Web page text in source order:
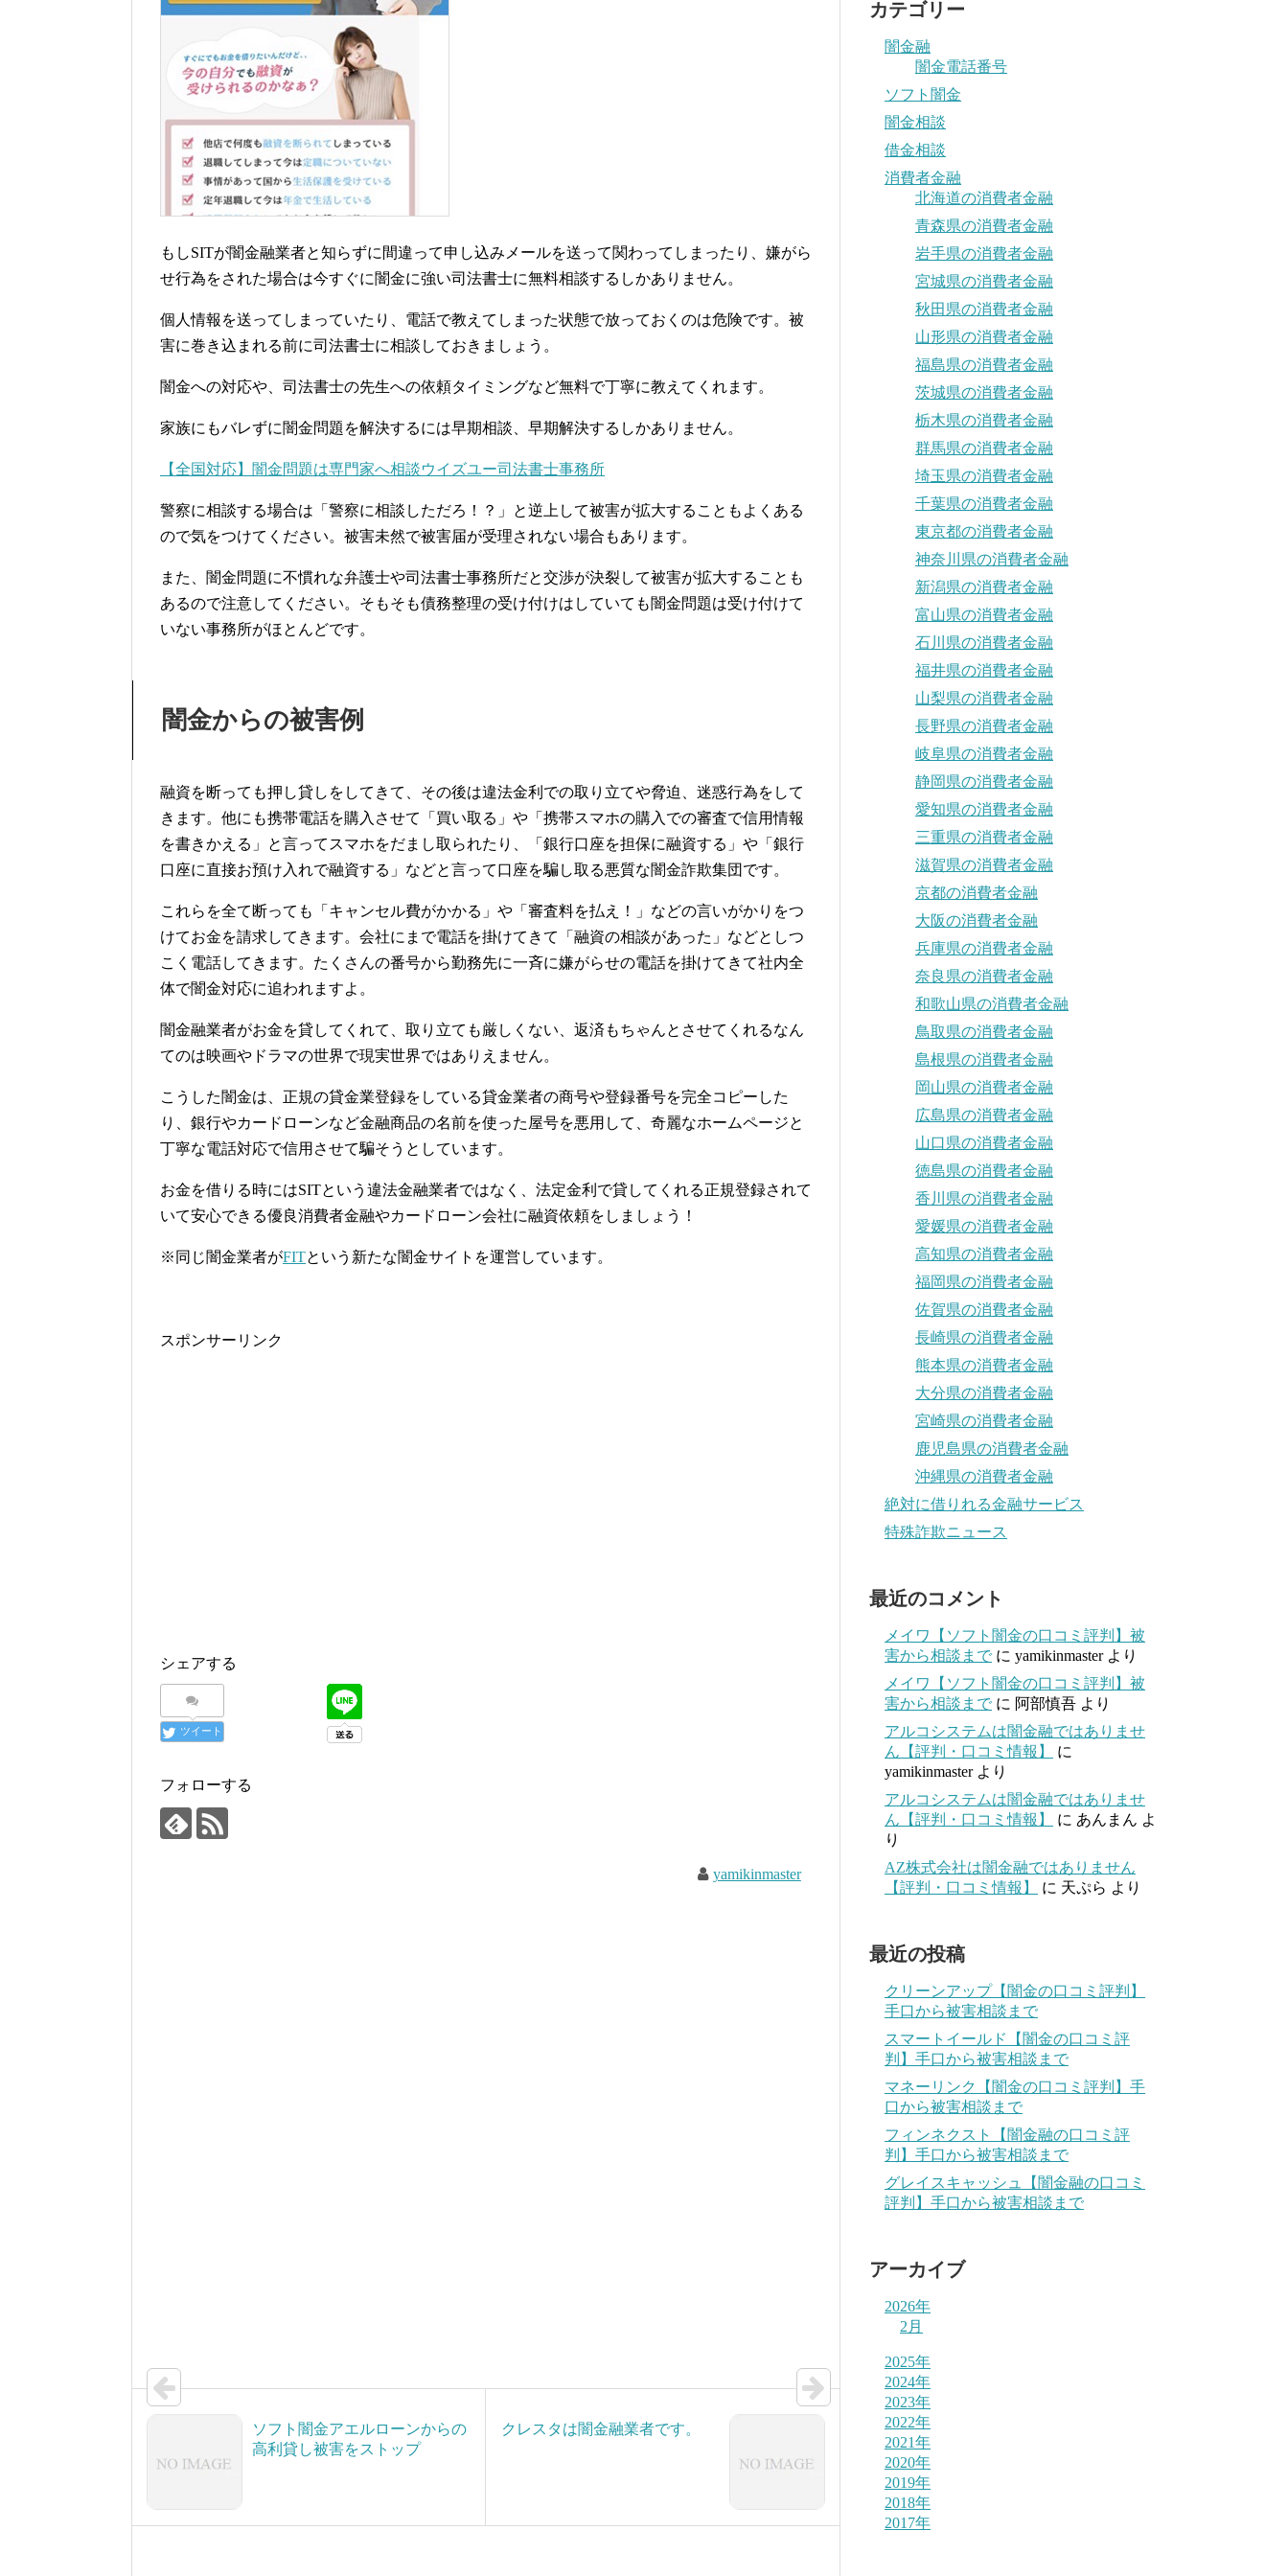
もしSITが闇金融業者と知らずに間違って申し込みメールを送って関わってしまったり、嫌がら
せ行為をされた場合は今すぐに闇金に強い司法書士に無料相談するしかありません。
個人情報を送ってしまっていたり、電話で教えてしまった状態で放っておくのは危険です。被
害に巻き込まれる前に司法書士に相談しておきましょう。
闇金への対応や、司法書士の先生への依頼タイミングなど無料で丁寧に教えてくれます。
家族にもバレずに闇金問題を解決するには早期相談、早期解決するしかありません。
【全国対応】闇金問題は専門家へ相談ウイズユー司法書士事務所
警察に相談する場合は「警察に相談しただろ！？」と逆上して被害が拡大することもよくある
ので気をつけてください。被害未然で被害届が受理されない場合もあります。
また、闇金問題に不慣れな弁護士や司法書士事務所だと交渉が決裂して被害が拡大することも
あるので注意してください。そもそも債務整理の受け付けはしていても闇金問題は受け付けて
いない事務所がほとんどです。
闇金からの被害例
融資を断っても押し貸しをしてきて、その後は違法金利での取り立てや脅迫、迷惑行為をして
きます。他にも携帯電話を購入させて「買い取る」や「携帯スマホの購入での審査で信用情報
を書きかえる」と言ってスマホをだまし取られたり、「銀行口座を担保に融資する」や「銀行
口座に直接お預け入れで融資する」などと言って口座を騙し取る悪質な闇金詐欺集団です。
これらを全て断っても「キャンセル費がかかる」や「審査料を払え！」などの言いがかりをつ
けてお金を請求してきます。会社にまで電話を掛けてきて「融資の相談があった」などとしつ
こく電話してきます。たくさんの番号から勤務先に一斉に嫌がらせの電話を掛けてきて社内全
体で闇金対応に追われますよ。
闇金融業者がお金を貸してくれて、取り立ても厳しくない、返済もちゃんとさせてくれるなん
てのは映画やドラマの世界で現実世界ではありえません。
こうした闇金は、正規の貸金業登録をしている貸金業者の商号や登録番号を完全コピーした
り、銀行やカードローンなど金融商品の名前を使った屋号を悪用して、奇麗なホームページと
丁寧な電話対応で信用させて騙そうとしています。
お金を借りる時にはSITという違法金融業者ではなく、法定金利で貸してくれる正規登録されて
いて安心できる優良消費者金融やカードローン会社に融資依頼をしましょう！
※同じ闇金業者がFITという新たな闇金サイトを運営しています。
スポンサーリンク
シェアする
ツイート
フォローする
yamikinmaster
ソフト闇金アエルローンからの
高利貸し被害をストップ
クレスタは闇金融業者です。
カテゴリー
闇金融
闇金電話番号
ソフト闇金
闇金相談
借金相談
消費者金融
北海道の消費者金融
青森県の消費者金融
岩手県の消費者金融
宮城県の消費者金融
秋田県の消費者金融
山形県の消費者金融
福島県の消費者金融
茨城県の消費者金融
栃木県の消費者金融
群馬県の消費者金融
埼玉県の消費者金融
千葉県の消費者金融
東京都の消費者金融
神奈川県の消費者金融
新潟県の消費者金融
富山県の消費者金融
石川県の消費者金融
福井県の消費者金融
山梨県の消費者金融
長野県の消費者金融
岐阜県の消費者金融
静岡県の消費者金融
愛知県の消費者金融
三重県の消費者金融
滋賀県の消費者金融
京都の消費者金融
大阪の消費者金融
兵庫県の消費者金融
奈良県の消費者金融
和歌山県の消費者金融
鳥取県の消費者金融
島根県の消費者金融
岡山県の消費者金融
広島県の消費者金融
山口県の消費者金融
徳島県の消費者金融
香川県の消費者金融
愛媛県の消費者金融
高知県の消費者金融
福岡県の消費者金融
佐賀県の消費者金融
長崎県の消費者金融
熊本県の消費者金融
大分県の消費者金融
宮崎県の消費者金融
鹿児島県の消費者金融
沖縄県の消費者金融
絶対に借りれる金融サービス
特殊詐欺ニュース
最近のコメント
メイワ【ソフト闇金の口コミ評判】被
害から相談まで に yamikinmasterより
メイワ【ソフト闇金の口コミ評判】被
害から相談まで に 阿部慎吾 より
アルコシステムは闇金融ではありませ
ん【評判・口コミ情報】
に
yamikinmasterより
アルコシステムは闇金融ではありませ
ん【評判・口コミ情報】
に あんまん よ
り
AZ株式会社は闇金融ではありません
【評判・口コミ情報】
に 天ぷら より
最近の投稿
クリーンアップ【闇金の口コミ評判】
手口から被害相談まで
スマートイールド【闇金の口コミ評
判】手口から被害相談まで
マネーリンク【闇金の口コミ評判】手
口から被害相談まで
フィンネクスト【闇金融の口コミ評
判】手口から被害相談まで
グレイスキャッシュ【闇金融の口コミ
評判】手口から被害相談まで
アーカイブ
2026年
2月
2025年
2024年
2023年
2022年
2021年
2020年
2019年
2018年
2017年